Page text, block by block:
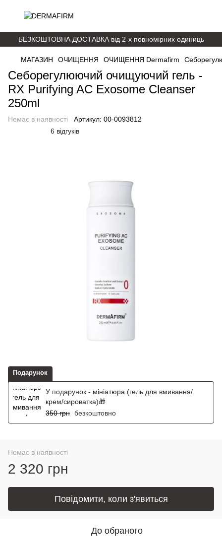
БЕЗКОШТОВНА ДОСТАВКА від 2-х повномірних одиниць
МАГАЗИН ОЧИЩЕННЯ ОЧИЩЕННЯ Dermafirm
Себорегулюючий очищуючий гель -
RX Purifying AC Exosome Cleanser
250ml
Немає в наявності Артикул: 00-0093812
6 відгуків
Подарунок
У подарунок - мініатюра (гель для вмивання/
крем/сироватка)🎁
350 грн безкоштовно
Немає в наявності
2 320 грн
Повідомити, коли з'явиться
До обраного